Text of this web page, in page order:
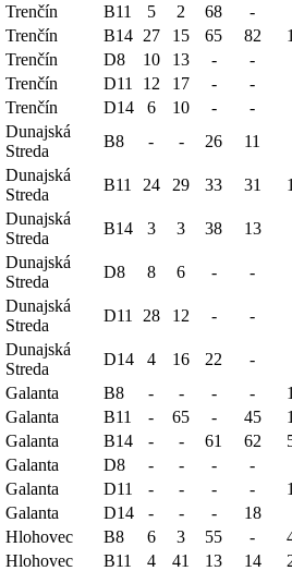
Trenčín B11 5 2 68
-
Trenčín B14 27 15 65 82
Trenčín D8 10 13 -
-
Trenčín D11 12 17 -
-
Trenčín D14 6 10 -
-
Dunajská
Streda
B8 - - 26 11
Dunajská
Streda
B11 24 29 33 31
Dunajská
Streda
B14 3 3 38 13
Dunajská
Streda
D8 8 6 - -
Dunajská
Streda
D11 28 12 - -
Dunajská
Streda
D14 4 16 22
-
Galanta B8 - - - -
Galanta B11 - 65 - 45
Galanta B14 - - 61 62
Galanta D8 - - -
-
Galanta D11 - - - -
Galanta D14 - - -
18
Hlohovec B8 6 3 55 -
Hlohovec B11 4 41 13 14